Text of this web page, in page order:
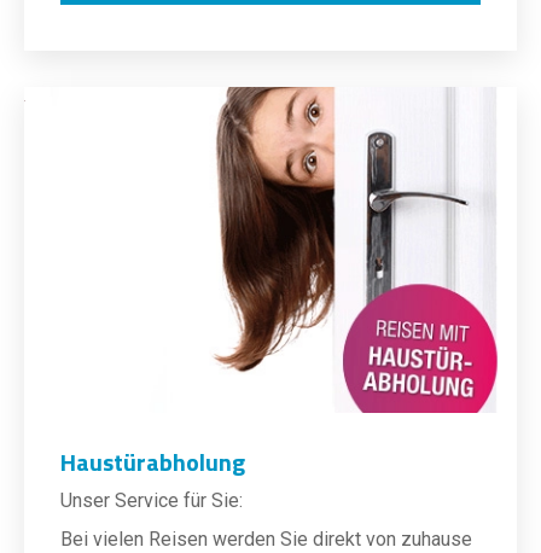
Haustürabholung
Unser Service für Sie:
Bei vielen Reisen werden Sie direkt von zuhause